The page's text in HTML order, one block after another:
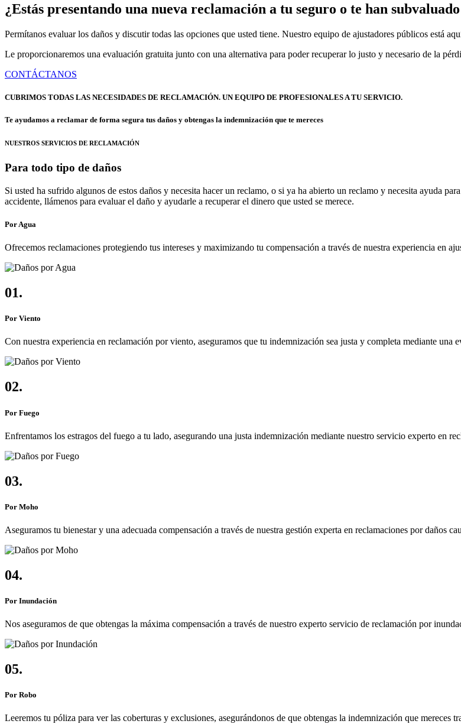
¿Estás presentando una nueva reclamación a tu seguro o te han
Permítanos evaluar los daños y discutir todas las opciones que usted tiene. Nuestro equipo de ajustadores públicos está
Le proporcionaremos una evaluación gratuita junto con una alternativa para poder recuperar lo justo y necesario de la
CONTÁCTANOS
CUBRIMOS TODAS LAS NECESIDADES DE RECLAMACIÓN. UN EQUIPO DE PROFESIONALES A TU SERVICIO.
Te ayudamos a reclamar de forma segura tus daños y obtengas la indemnización que te mereces
NUESTROS SERVICIOS DE RECLAMACIÓN
Para todo tipo de daños
Si usted ha sufrido algunos de estos daños y necesita hacer un reclamo, o si ya ha abierto un reclamo y necesita ayuda
accidente, llámenos para evaluar el daño y ayudarle a recuperar el dinero que usted se merece.
Por Agua
Ofrecemos reclamaciones protegiendo tus intereses y maximizando tu compensación a través de nuestra experiencia en
01.
Por Viento
Con nuestra experiencia en reclamación por viento, aseguramos que tu indemnización sea justa y completa mediante una
02.
Por Fuego
Enfrentamos los estragos del fuego a tu lado, asegurando una justa indemnización mediante nuestro servicio experto en
03.
Por Moho
Aseguramos tu bienestar y una adecuada compensación a través de nuestra gestión experta en reclamaciones por daños
04.
Por Inundación
Nos aseguramos de que obtengas la máxima compensación a través de nuestro experto servicio de reclamación por
05.
Por Robo
Leeremos tu póliza para ver las coberturas y exclusiones, asegurándonos de que obtengas la indemnización que mereces